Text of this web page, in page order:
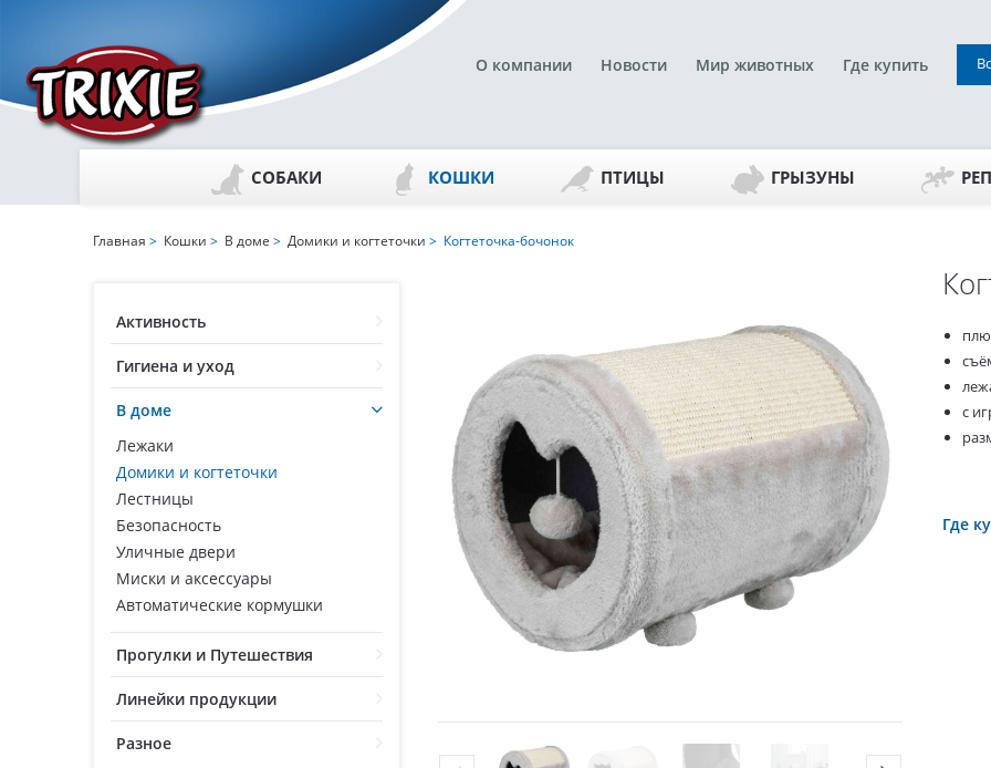
О компании Новости Мир животных Где купить
СОБАКИ КОШКИ ПТИЦЫ ГРЫЗУНЫ
Активность
Гигиена и уход
В доме
Лежаки
Домики и когтеточки
Лестницы
Безопасность
Уличные двери
Миски и аксессуары
Автоматические кормушки
Прогулки и Путешествия
Линейки продукции
Разное
Главная > Кошки > В доме > Домики и когтеточки > Когтеточка-бочонок
с
Где